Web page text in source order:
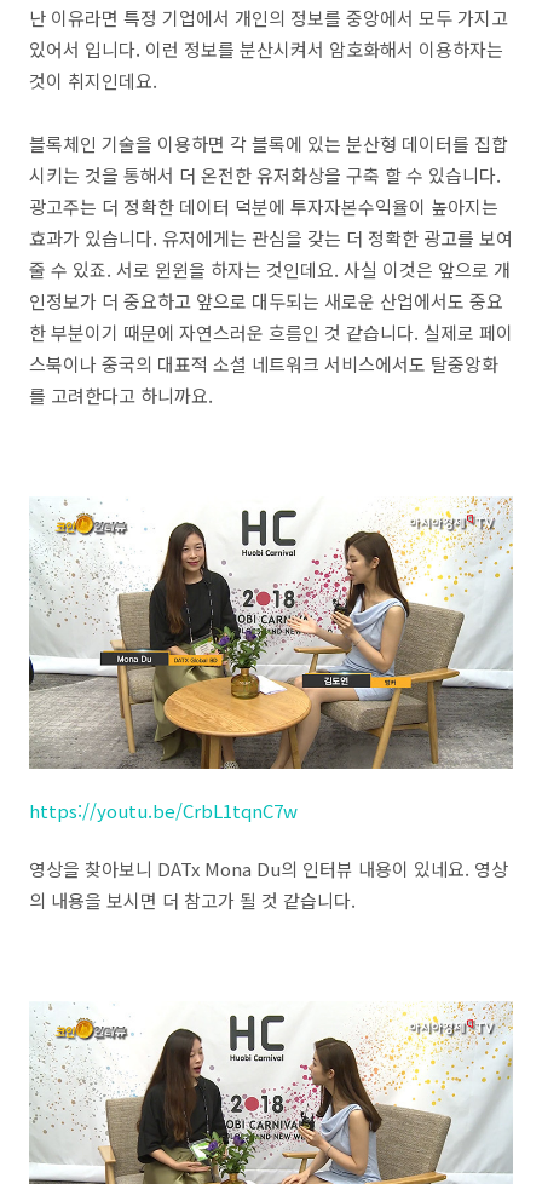
난 이유라면 특정 기업에서 개인의 정보를 중앙에서 모두 가지고
있어서 입니다. 이런 정보를 분산시켜서 암호화해서 이용하자는
것이 취지인데요.
블록체인 기술을 이용하면 각 블록에 있는 분산형 데이터를 집합
시키는 것을 통해서 더 온전한 유저화상을 구축 할 수 있습니다.
광고주는 더 정확한 데이터 덕분에 투자자본수익율이 높아지는
효과가 있습니다. 유저에게는 관심을 갖는 더 정확한 광고를 보여
줄 수 있죠. 서로 윈윈을 하자는 것인데요. 사실 이것은 앞으로 개
인정보가 더 중요하고 앞으로 대두되는 새로운 산업에서도 중요
한 부분이기 때문에 자연스러운 흐름인 것 같습니다. 실제로 페이
스북이나 중국의 대표적 소셜 네트워크 서비스에서도 탈중앙화
를 고려한다고 하니까요.
https://youtu.be/CrbL1tqnC7w
영상을 찾아보니 DATx Mona Du의 인터뷰 내용이 있네요. 영상
의 내용을 보시면 더 참고가 될 것 같습니다.